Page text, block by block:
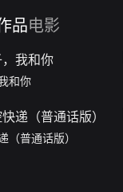
品电影
和你
（普通话版）